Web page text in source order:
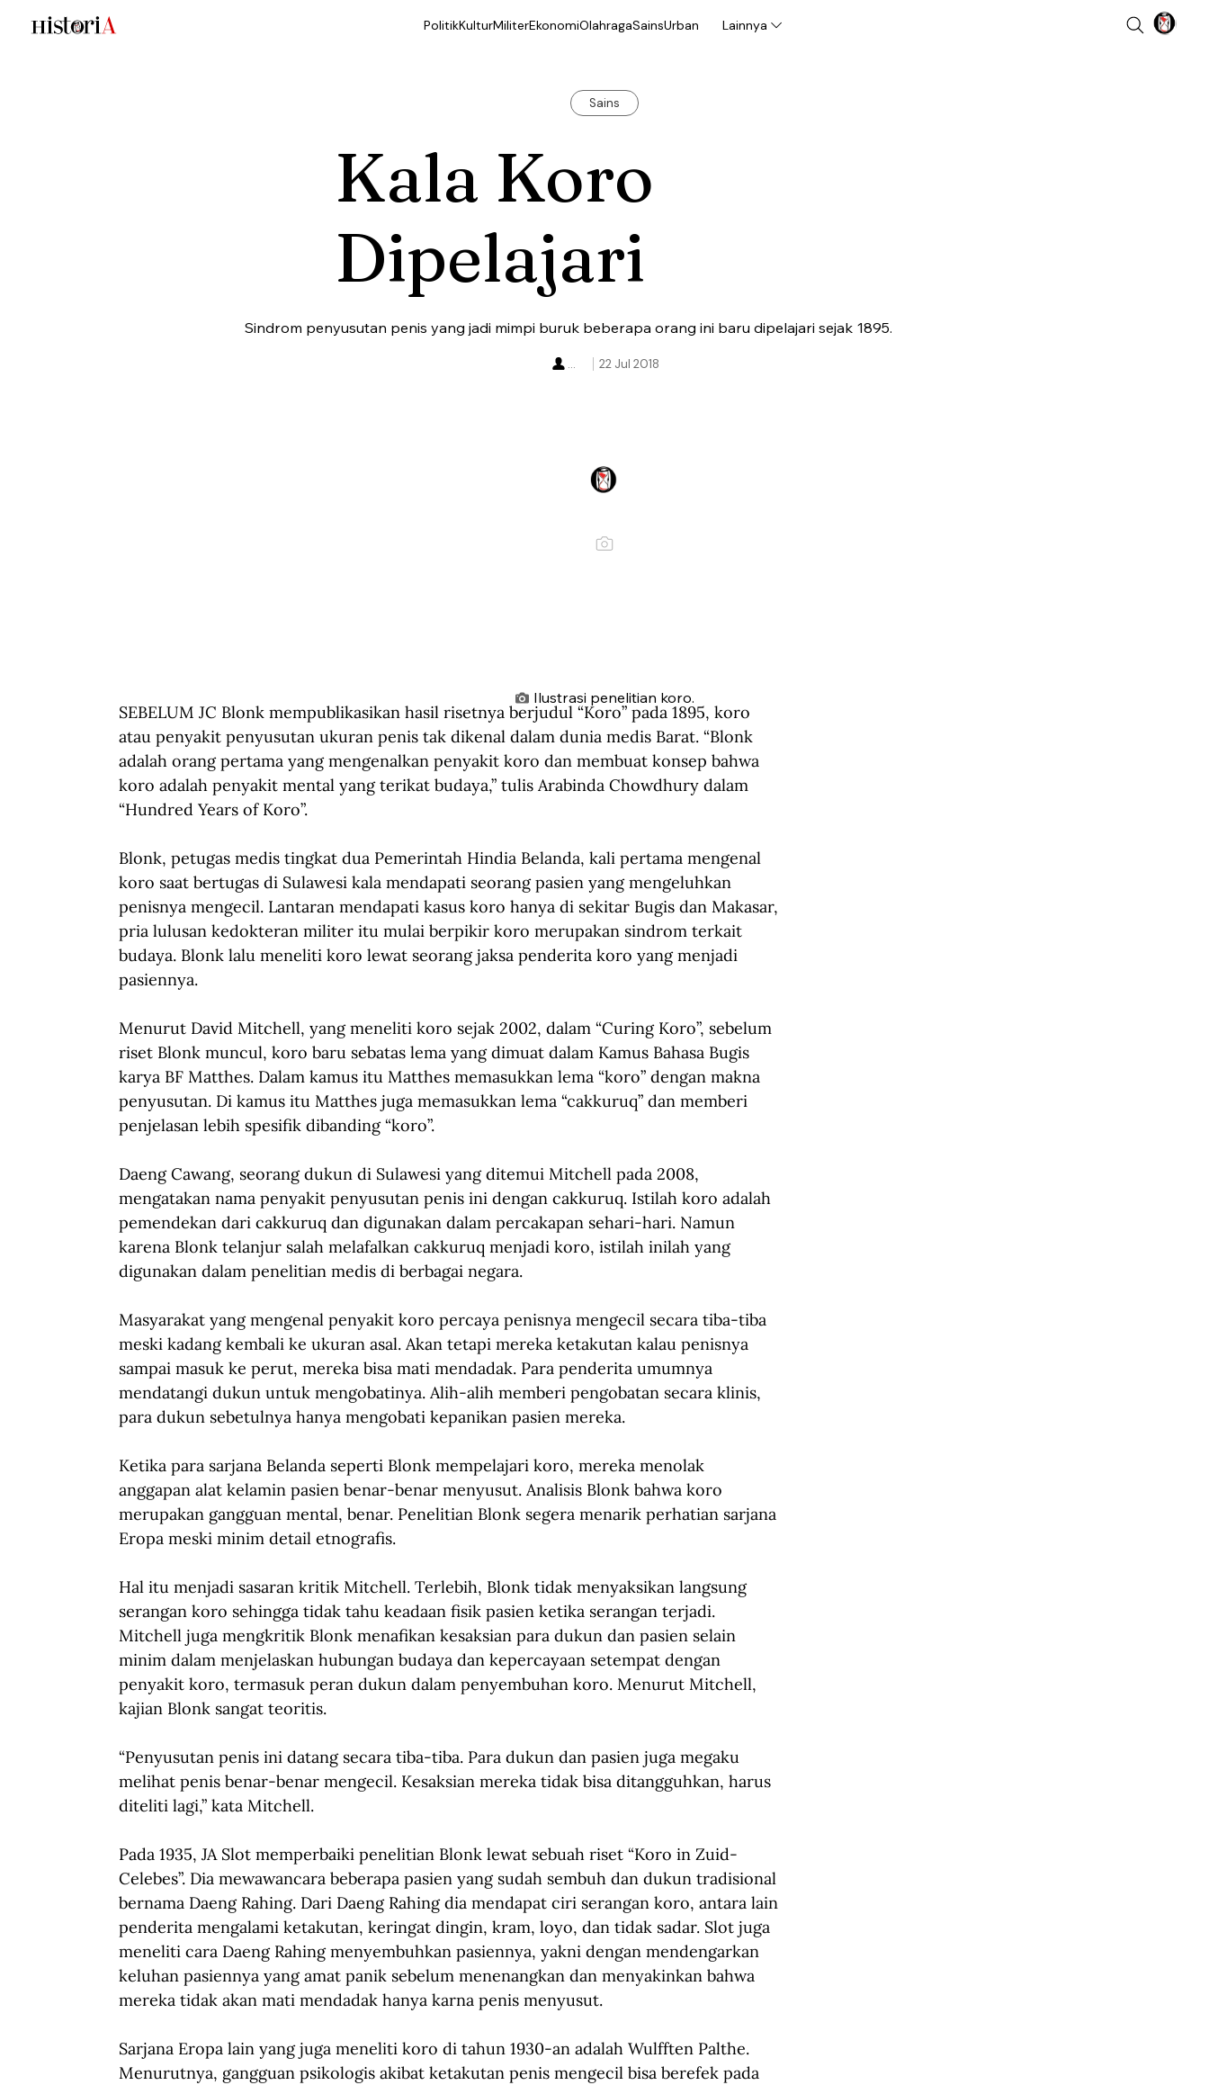
PolitikKulturMiliterEkonomiOlahragaSainsUrban Lainnya
Sains
Kala Koro
Dipelajari
Sindrom penyusutan penis yang jadi mimpi buruk beberapa orang ini baru dipelajari sejak 1895.
22 Jul 2018
...
Ilustrasi penelitian koro.
SEBELUM JC Blonk mempublikasikan hasil risetnya berjudul “Koro” pada 1895, koro
atau penyakit penyusutan ukuran penis tak dikenal dalam dunia medis Barat. “Blonk
adalah orang pertama yang mengenalkan penyakit koro dan membuat konsep bahwa
koro adalah penyakit mental yang terikat budaya,” tulis Arabinda Chowdhury dalam
“Hundred Years of Koro”.
Blonk, petugas medis tingkat dua Pemerintah Hindia Belanda, kali pertama mengenal
koro saat bertugas di Sulawesi kala mendapati seorang pasien yang mengeluhkan
penisnya mengecil. Lantaran mendapati kasus koro hanya di sekitar Bugis dan Makasar,
pria lulusan kedokteran militer itu mulai berpikir koro merupakan sindrom terkait
budaya. Blonk lalu meneliti koro lewat seorang jaksa penderita koro yang menjadi
pasiennya.
Menurut David Mitchell, yang meneliti koro sejak 2002, dalam “Curing Koro”, sebelum
riset Blonk muncul, koro baru sebatas lema yang dimuat dalam Kamus Bahasa Bugis
karya BF Matthes. Dalam kamus itu Matthes memasukkan lema “koro” dengan makna
penyusutan. Di kamus itu Matthes juga memasukkan lema “cakkuruq” dan memberi
penjelasan lebih spesifik dibanding “koro”.
Daeng Cawang, seorang dukun di Sulawesi yang ditemui Mitchell pada 2008,
mengatakan nama penyakit penyusutan penis ini dengan cakkuruq. Istilah koro adalah
pemendekan dari cakkuruq dan digunakan dalam percakapan sehari-hari. Namun
karena Blonk telanjur salah melafalkan cakkuruq menjadi koro, istilah inilah yang
digunakan dalam penelitian medis di berbagai negara.
Masyarakat yang mengenal penyakit koro percaya penisnya mengecil secara tiba-tiba
meski kadang kembali ke ukuran asal. Akan tetapi mereka ketakutan kalau penisnya
sampai masuk ke perut, mereka bisa mati mendadak. Para penderita umumnya
mendatangi dukun untuk mengobatinya. Alih-alih memberi pengobatan secara klinis,
para dukun sebetulnya hanya mengobati kepanikan pasien mereka.
Ketika para sarjana Belanda seperti Blonk mempelajari koro, mereka menolak
anggapan alat kelamin pasien benar-benar menyusut. Analisis Blonk bahwa koro
merupakan gangguan mental, benar. Penelitian Blonk segera menarik perhatian sarjana
Eropa meski minim detail etnografis.
Hal itu menjadi sasaran kritik Mitchell. Terlebih, Blonk tidak menyaksikan langsung
serangan koro sehingga tidak tahu keadaan fisik pasien ketika serangan terjadi.
Mitchell juga mengkritik Blonk menafikan kesaksian para dukun dan pasien selain
minim dalam menjelaskan hubungan budaya dan kepercayaan setempat dengan
penyakit koro, termasuk peran dukun dalam penyembuhan koro. Menurut Mitchell,
kajian Blonk sangat teoritis.
“Penyusutan penis ini datang secara tiba-tiba. Para dukun dan pasien juga megaku
melihat penis benar-benar mengecil. Kesaksian mereka tidak bisa ditangguhkan, harus
diteliti lagi,” kata Mitchell.
Pada 1935, JA Slot memperbaiki penelitian Blonk lewat sebuah riset “Koro in Zuid-
Celebes”. Dia mewawancara beberapa pasien yang sudah sembuh dan dukun tradisional
bernama Daeng Rahing. Dari Daeng Rahing dia mendapat ciri serangan koro, antara lain
penderita mengalami ketakutan, keringat dingin, kram, loyo, dan tidak sadar. Slot juga
meneliti cara Daeng Rahing menyembuhkan pasiennya, yakni dengan mendengarkan
keluhan pasiennya yang amat panik sebelum menenangkan dan menyakinkan bahwa
mereka tidak akan mati mendadak hanya karna penis menyusut.
Sarjana Eropa lain yang juga meneliti koro di tahun 1930-an adalah Wulfften Palthe.
Menurutnya, gangguan psikologis akibat ketakutan penis mengecil bisa berefek pada